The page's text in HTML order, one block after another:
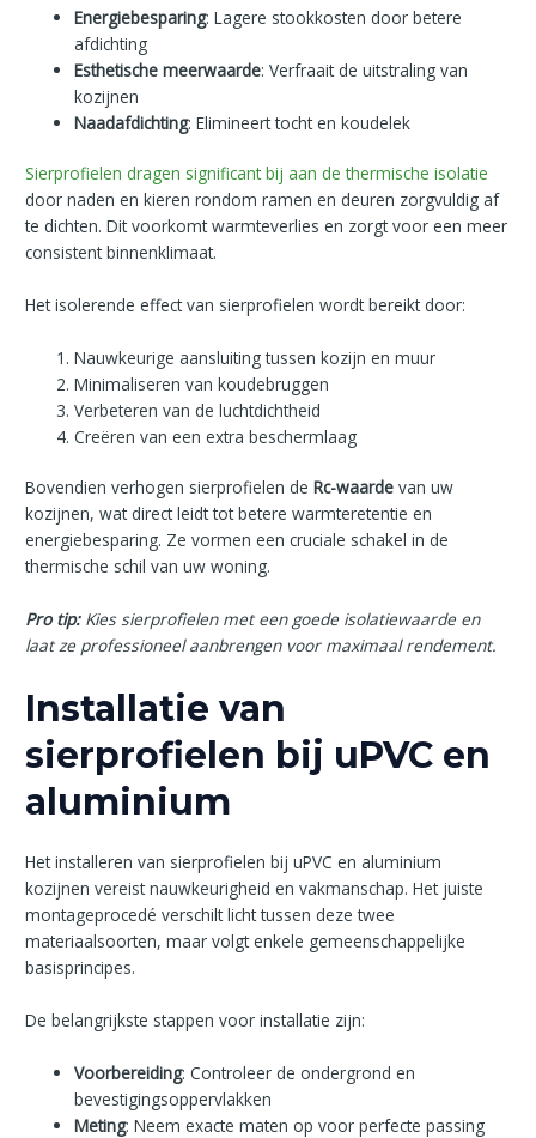
Energiebesparing: Lagere stookkosten door betere
afdichting
Esthetische meerwaarde: Verfraait de uitstraling van
kozijnen
Naadafdichting: Elimineert tocht en koudelek
Sierprofielen dragen significant bij aan de thermische isolatie
door naden en kieren rondom ramen en deuren zorgvuldig af
te dichten. Dit voorkomt warmteverlies en zorgt voor een meer
consistent binnenklimaat.
Het isolerende effect van sierprofielen wordt bereikt door:
Nauwkeurige aansluiting tussen kozijn en muur
Minimaliseren van koudebruggen
Verbeteren van de luchtdichtheid
Creëren van een extra beschermlaag
Bovendien verhogen sierprofielen deRc-waarde van uw
kozijnen, wat direct leidt tot betere warmteretentie en
energiebesparing. Ze vormen een cruciale schakel in de
thermische schil van uw woning.
Pro tip: Kies sierprofielen met een goede isolatiewaarde en
laat ze professioneel aanbrengen voor maximaal rendement.
Installatie van
sierprofielen bij uPVC en
aluminium
Het installeren van sierprofielen bij uPVC en aluminium
kozijnen vereist nauwkeurigheid en vakmanschap. Het juiste
montageprocedé verschilt licht tussen deze twee
materiaalsoorten, maar volgt enkele gemeenschappelijke
basisprincipes.
De belangrijkste stappen voor installatie zijn:
Voorbereiding: Controleer de ondergrond en
bevestigingsoppervlakken
Meting: Neem exacte maten op voor perfecte passing